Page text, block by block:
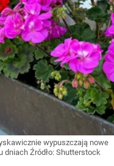
wypuszczają nowe
dniach Źródło: Shutterstock